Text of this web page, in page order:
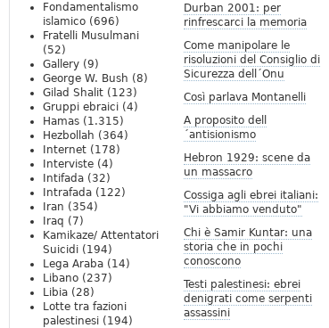
Durban 2001: per
rinfrescarci la memoria
Come manipolare le
risoluzioni del Consiglio di
Sicurezza dell´Onu
Così parlava Montanelli
A proposito dell
´antisionismo
Hebron 1929: scene da
un massacro
Cossiga agli ebrei italiani:
"Vi abbiamo venduto"
Chi è Samir Kuntar: una
storia che in pochi
conoscono
Testi palestinesi: ebrei
denigrati come serpenti
assassini
Fondamentalismo
islamico (696)
Fratelli Musulmani
(52)
Gallery (9)
George W. Bush (8)
Gilad Shalit (123)
Gruppi ebraici (4)
Hamas (1.315)
Hezbollah (364)
Internet (178)
Interviste (4)
Intifada (32)
Intrafada (122)
Iran (354)
Iraq (7)
Kamikaze/ Attentatori
Suicidi (194)
Lega Araba (14)
Libano (237)
Libia (28)
Lotte tra fazioni
palestinesi (194)